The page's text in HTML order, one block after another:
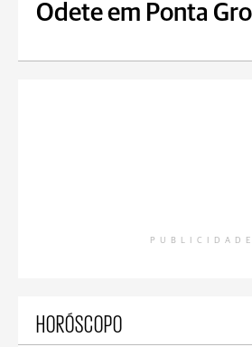
Odete em Ponta
PUBLICIDADE
HORÓSCOPO